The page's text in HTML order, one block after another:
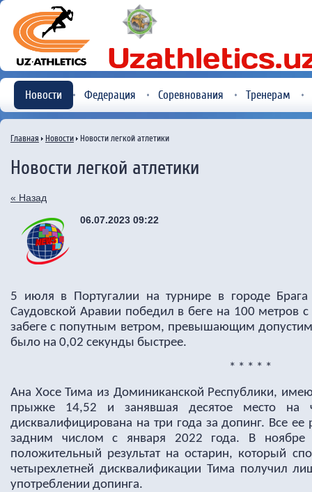
Новости Федерация Соревнования Тренерам
Главная Новости Новости легкой атлетики
Новости легкой атлетики
« Назад
06.07.2023 09:22
5 июля в Португалии на турнире в городе
Саудовской Аравии победил в беге на 100 метров
забеге с попутным ветром, превышающим
было на 0,02 секунды быстрее.
* * * * *
Ана Хосе Тима из Доминиканской Республики,
прыжке 14,52 и занявшая десятое место на
дисквалифицирована на три года за допинг. Все
задним числом с января 2022 года. В
положительный результат на остарин, который
четырехлетней дисквалификации Тима получил
употреблении допинга.